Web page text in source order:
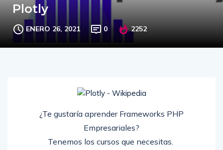
Plotly
ENERO 26, 2021 0 2252
¿Te gustaría aprender Frameworks PHP
Empresariales?
Tenemos los cursos que necesitas.